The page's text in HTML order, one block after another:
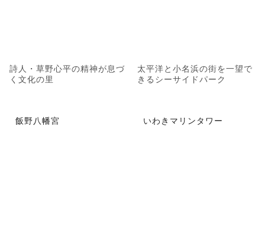
詩人・草野心平の精神が息づ
く文化の里
太平洋と小名浜の街を一望で
きるシーサイドパーク
飯野八幡宮 いわきマリンタワー